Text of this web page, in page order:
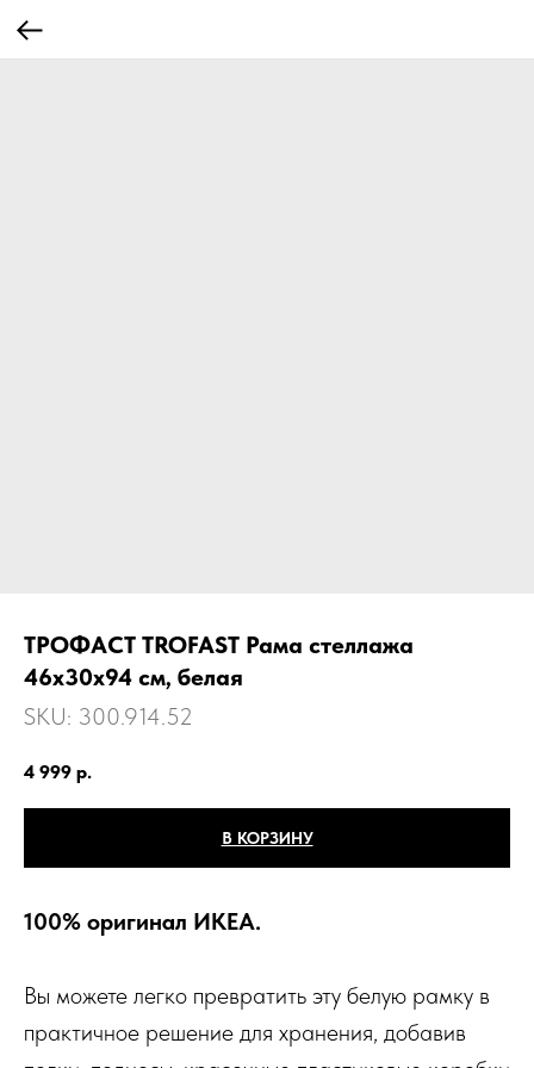
ТРОФАСТ TROFAST Рама стеллажа
46х30х94 см, белая
SKU: 300.914.52
4 999 р.
В КОРЗИНУ
100% оригинал ИКЕА.
Вы можете легко превратить эту белую рамку в
практичное решение для хранения, добавив